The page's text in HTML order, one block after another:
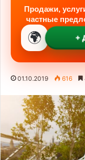
Продажи,
частные
🌍 +
01.10.2019 616